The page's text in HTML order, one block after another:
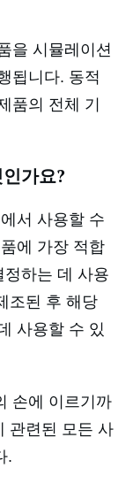
을 시뮬레이션
됩니다. 동적
품의 전체 기
가요?
서 사용할 수
에 가장 적합
하는 데 사용
조된 후 해당
사용할 수 있
손에 이르기까
관련된 모든 사
.